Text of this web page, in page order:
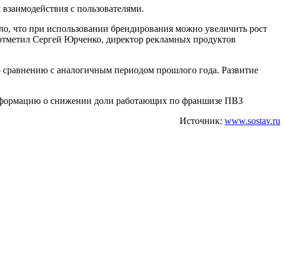
с пользователями.
что при использовании брендирования можно увеличить рост
Сергей Юрченко, директор рекламных продуктов
с аналогичным периодом прошлого года. Развитие
о снижении доли работающих по франшизе ПВЗ
Источник: www.sostav.ru